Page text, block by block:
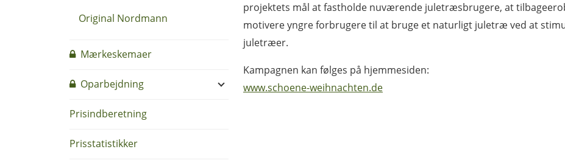
Original Nordmann
Mærkeskemaer
Oparbejdning
Prisindberetning
Prisstatistikker
projektets mål at fastholde nuværende juletræsbrugere, at
motivere yngre forbrugere til at bruge et naturligt juletræ ved at
juletræer.
Kampagnen kan følges på hjemmesiden:
www.schoene-weihnachten.de